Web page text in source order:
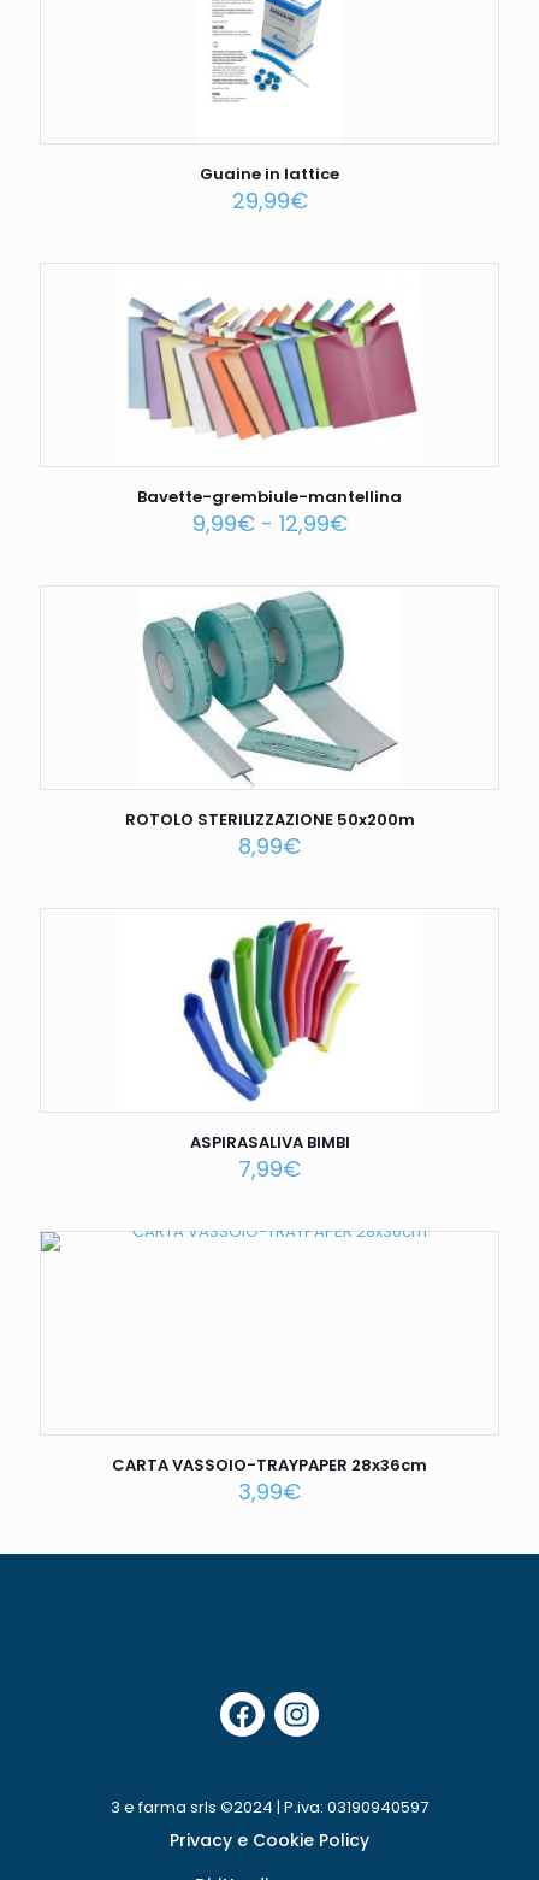
Guaine in lattice
29,99€
Bavette-grembiule-mantellina
9,99€ - 12,99€
ROTOLO STERILIZZAZIONE 50x200m
8,99€
ASPIRASALIVA BIMBI
7,99€
CARTA VASSOIO-TRAYPAPER 28x36cm
3,99€
3 e farma srls ©2024 | P.iva: 03190940597
Privacy e Cookie Policy